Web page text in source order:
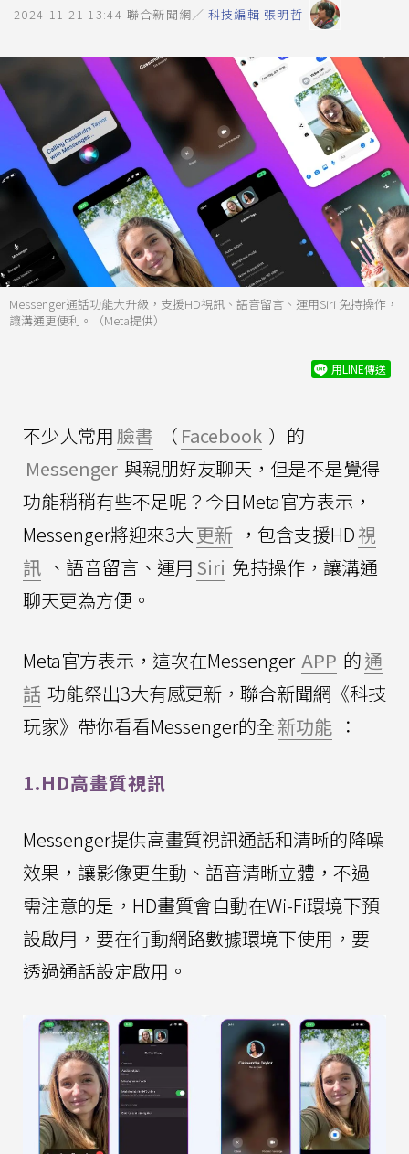
2024-11-21 13:44 聯合新聞網／ 科技編輯 張明哲
Messenger通話功能大升級，支援HD視訊、語音留言、運用Siri 免持操作，
讓溝通更便利。（Meta提供）
用LINE傳送
不少人常用臉書 （ Facebook ）的
Messenger 與親朋好友聊天，但是不是覺得
功能稍稍有些不足呢？今日Meta官方表示，
Messenger將迎來3大更新 ，包含支援HD視
訊 、語音留言、運用 Siri 免持操作，讓溝通
聊天更為方便。
Meta官方表示，這次在Messenger APP 的通
話 功能祭出3大有感更新，聯合新聞網《科技
玩家》帶你看看Messenger的全新功能 ：
1.HD高畫質視訊
Messenger提供高畫質視訊通話和清晰的降噪
效果，讓影像更生動、語音清晰立體，不過
需注意的是，HD畫質會自動在Wi-Fi環境下預
設啟用，要在行動網路數據環境下使用，要
透過通話設定啟用。